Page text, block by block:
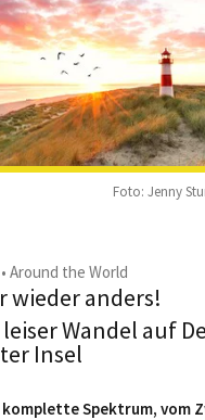
Foto: Jenny
• Around the World
wieder anders!
Wandel auf
Insel
Spektrum, vom